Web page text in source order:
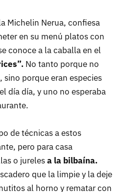
Michelin Nerua, confiesa
en su menú platos con
conoce a la caballa en el
No tanto porque no
sino porque eran especies
día día, y uno no esperaba
de técnicas a estos
pero para casa
o jurelesa la bilbaína.
que la limpie y la deje
al horno y rematar con